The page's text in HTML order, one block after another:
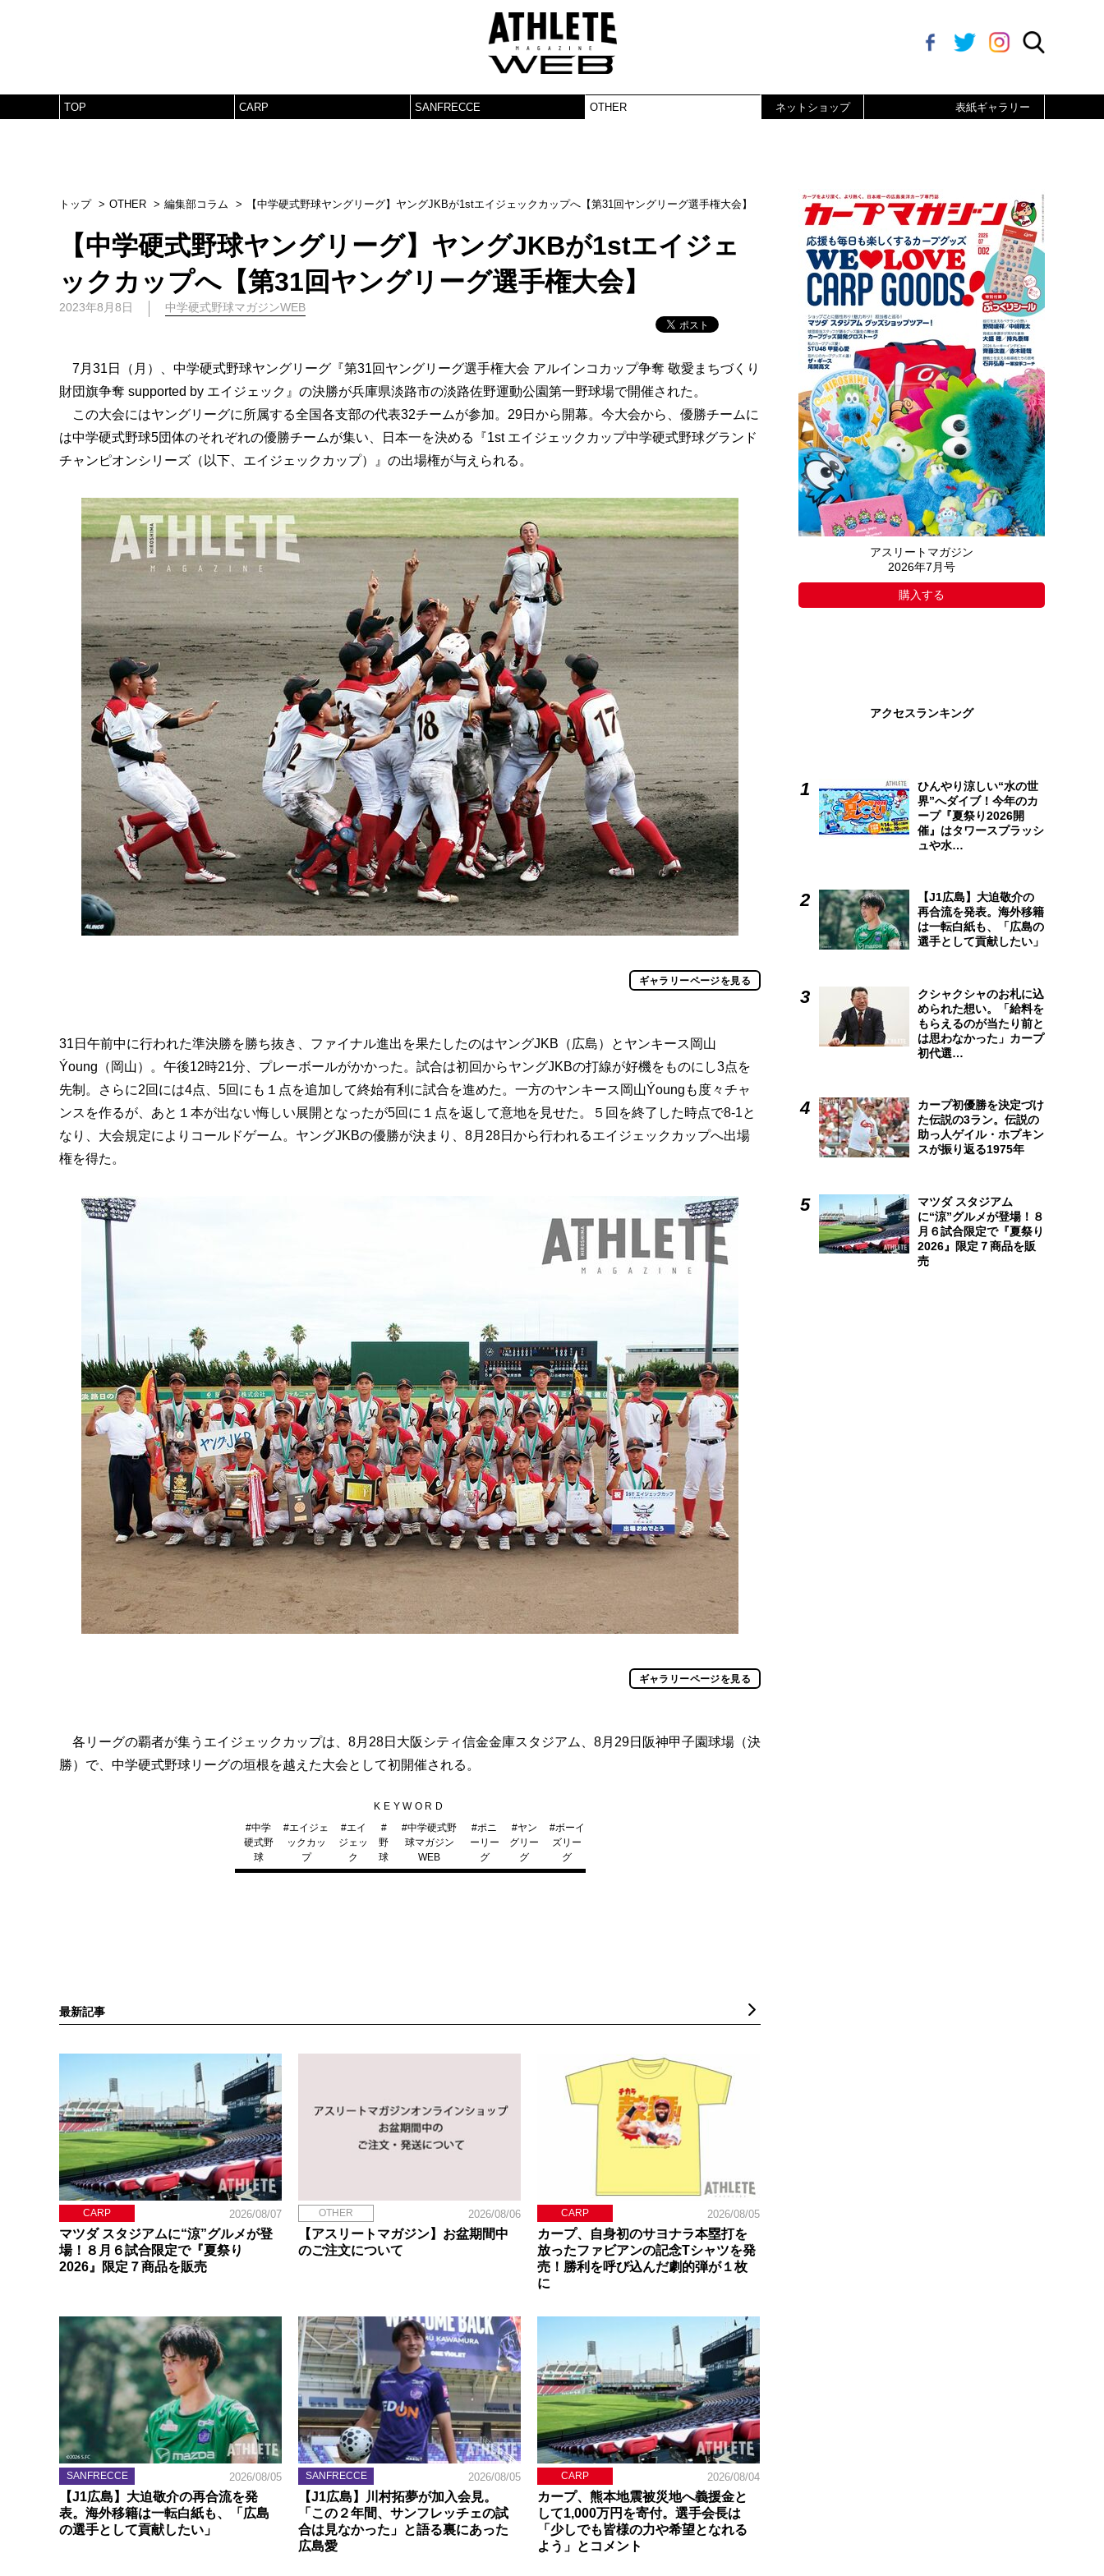
TOP CARP SANFRECCE OTHER ネットショップ 表紙ギャラリー
トップ OTHER 編集部コラム 【中学硬式野球ヤングリーグ】ヤングJKBが1stエイジェックカップへ【第31回ヤングリーグ選手権大会】
【中学硬式野球ヤングリーグ】ヤングJKBが1stエイジェ
ックカップへ【第31回ヤングリーグ選手権大会】
2023年8月8日 中学硬式野球マガジンWEB
7月31日（月）、中学硬式野球ヤングリーグ『第31回ヤングリーグ選⼿権⼤会 アルインコカップ争奪 敬愛まちづくり
財団旗争奪 supported by エイジェック』の決勝が兵庫県淡路市の淡路佐野運動公園第一野球場で開催された。
この大会にはヤングリーグに所属する全国各支部の代表32チームが参加。29日から開幕。今大会から、優勝チームに
は中学硬式野球5団体のそれぞれの優勝チームが集い、日本一を決める『1st エイジェックカップ中学硬式野球グランド
チャンピオンシリーズ（以下、エイジェックカップ）』の出場権が与えられる。
ギャラリーページを見る
31日午前中に行われた準決勝を勝ち抜き、ファイナル進出を果たしたのはヤングJKB（広島）とヤンキース岡山
Ýoung（岡山）。午後12時21分、プレーボールがかかった。試合は初回からヤングJKBの打線が好機をものにし3点を
先制。さらに2回には4点、5回にも１点を追加して終始有利に試合を進めた。一方のヤンキース岡山Ýoungも度々チャ
ンスを作るが、あと１本が出ない悔しい展開となったが5回に１点を返して意地を見せた。５回を終了した時点で8-1と
なり、大会規定によりコールドゲーム。ヤングJKBの優勝が決まり、8月28日から行われるエイジェックカップへ出場
権を得た。
ギャラリーページを見る
各リーグの覇者が集うエイジェックカップは、8月28日大阪シティ信金金庫スタジアム、8月29日阪神甲子園球場（決
勝）で、中学硬式野球リーグの垣根を越えた大会として初開催される。
KEYWORD
#中学
硬式野
球
#エイジェ
ックカッ
プ
#エイ
ジェッ
ク
#
野
球
#中学硬式野
球マガジン
WEB
#ポニ
ーリー
グ
#ヤン
グリー
グ
#ボーイ
ズリー
グ
最新記事
CARP 2026/08/07
マツダ スタジアムに“涼”グルメが登
場！８月６試合限定で『夏祭り
2026』限定７商品を販売
OTHER 2026/08/06
【アスリートマガジン】お盆期間中
のご注文について
CARP 2026/08/05
カープ、自身初のサヨナラ本塁打を
放ったファビアンの記念Tシャツを発
売！勝利を呼び込んだ劇的弾が１枚
に
SANFRECCE 2026/08/05
【J1広島】大迫敬介の再合流を発
表。海外移籍は一転白紙も、「広島
の選手として貢献したい」
SANFRECCE 2026/08/05
【J1広島】川村拓夢が加入会見。
「この２年間、サンフレッチェの試
合は見なかった」と語る裏にあった
広島愛
CARP 2026/08/04
カープ、熊本地震被災地へ義援金と
して1,000万円を寄付。選手会長は
「少しでも皆様の力や希望となれる
よう」とコメント
アスリートマガジン
2026年7月号
購入する
アクセスランキング
ひんやり涼しい“水の世
界”へダイブ！今年のカ
ープ『夏祭り2026開
催』はタワースプラッシ
ュや水…
【J1広島】大迫敬介の
再合流を発表。海外移籍
は一転白紙も、「広島の
選手として貢献したい」
クシャクシャのお札に込
められた想い。「給料を
もらえるのが当たり前と
は思わなかった」カープ
初代選…
カープ初優勝を決定づけ
た伝説の3ラン。伝説の
助っ人ゲイル・ホプキン
スが振り返る1975年
マツダ スタジアム
に“涼”グルメが登場！８
月６試合限定で『夏祭り
2026』限定７商品を販
売